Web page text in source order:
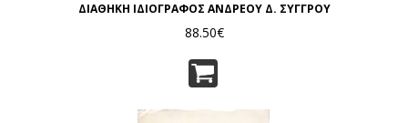
ΔΙΑΘΗΚΗ ΙΔΙΟΓΡΑΦΟΣ ΑΝΔΡΕΟΥ Δ. ΣΥΓΓΡΟΥ
88.50€